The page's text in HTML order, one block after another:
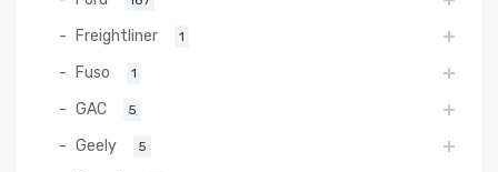
Freightliner 1
Fuso 1
GAC 5
Geely 5